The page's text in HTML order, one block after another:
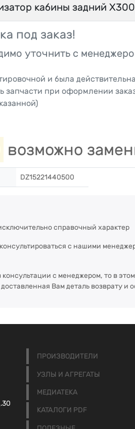
кабины задний
под заказ!
уточнить с
и была
запчасти при оформлении
возможно
DZ15221440500
справочный характер
с нашими
с менеджером, то в
Вам деталь возврату и
ПРОИЗВОДИТЕЛИ
УЗЛЫ И АГРЕГАТЫ
МЕДИАТЕКА
КАТАЛОГИ PDF